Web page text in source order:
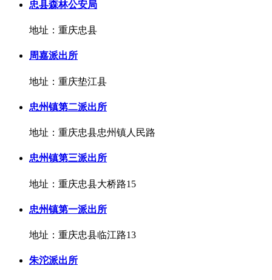
忠县森林公安局
地址：重庆忠县
周嘉派出所
地址：重庆垫江县
忠州镇第二派出所
地址：重庆忠县忠州镇人民路
忠州镇第三派出所
地址：重庆忠县大桥路15
忠州镇第一派出所
地址：重庆忠县临江路13
朱沱派出所